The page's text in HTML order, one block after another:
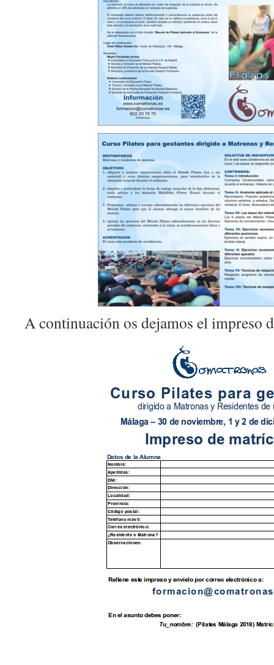
A continuación os dejamos el impreso